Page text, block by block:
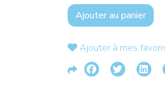
Ajouter au panier
Ajouter à mes